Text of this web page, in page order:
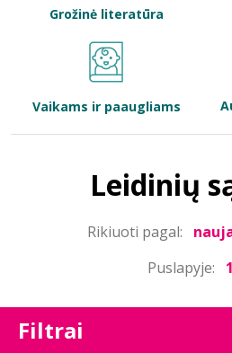
Bibliotekoms
Grožinė literatūra
Vaikams ir paaugliams
Leidinių
Rikiuoti pagal:
Puslapyje:
Filtrai